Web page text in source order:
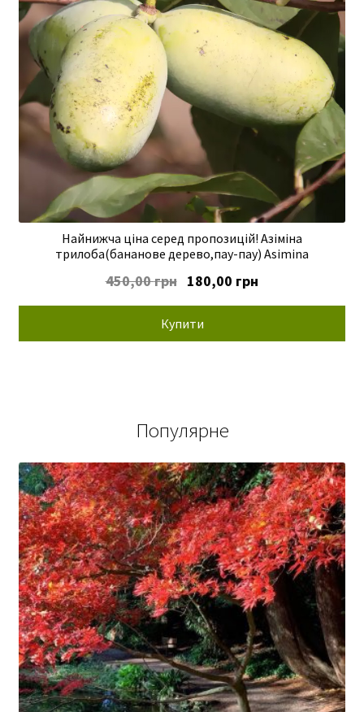
Найнижча ціна серед пропозицій! Азіміна
трилоба(бананове дерево,пау-пау) Asimina
450,00грн Оригінальна
450,00 грн.
180,00 грн
Купити
Популярне